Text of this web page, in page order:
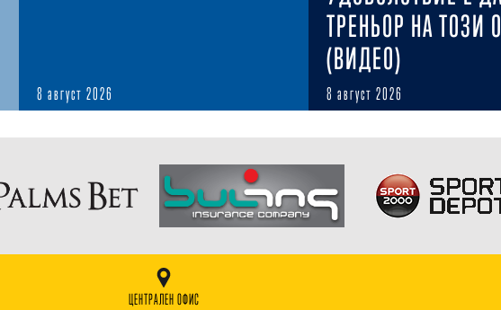
8 август 2026
ТРЕНЬОР НА ТОЗИ
(ВИДЕО)
8 август 2026
ЦЕНТРАЛЕН ОФИС